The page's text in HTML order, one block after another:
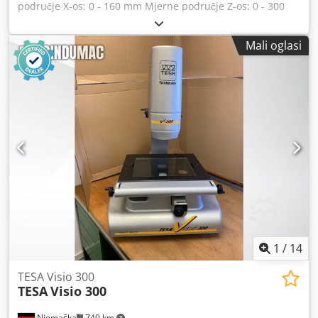
područje X-os: 0 - 160 mm Mjerne područje Z-os: 0 - 300
mm Prihvat: SK 40 / BT 40 Rezolucija: 0,001 mm
Temperatura okoline: 0 - 45 °C Potrebni prostor: cca 0,60 x
0,50 x 0,85 m Dsdpfxezrzqfj Agxjck Težina: cca 60 kg Uređaj
za prednamještanje alata PWB - Tool Master 10 - uključuje
mjernu elektroniku TC100
Mali oglasi
1 / 14
TESA Visio 300
TESAVisio 300